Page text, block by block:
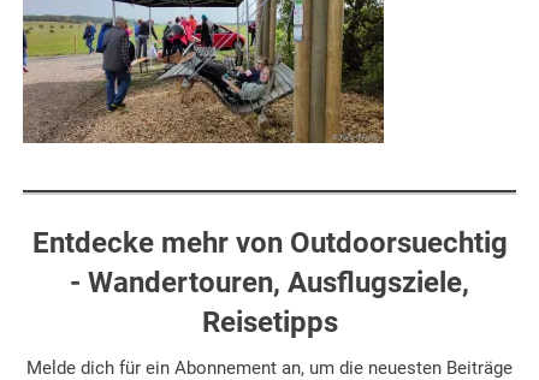
Entdecke mehr von Outdoorsuechtig
- Wandertouren, Ausflugsziele,
Reisetipps
Melde dich für ein Abonnement an, um die neuesten Beiträge